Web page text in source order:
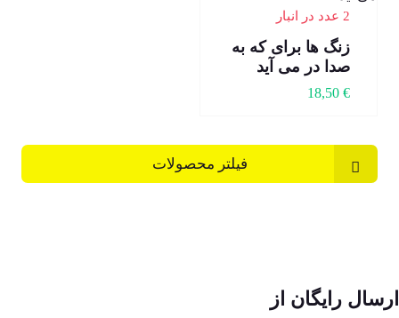
2 عدد در انبار
زنگ ها برای که به
صدا در می آید
18,50 €
فیلتر محصولات
ارسال رایگان از